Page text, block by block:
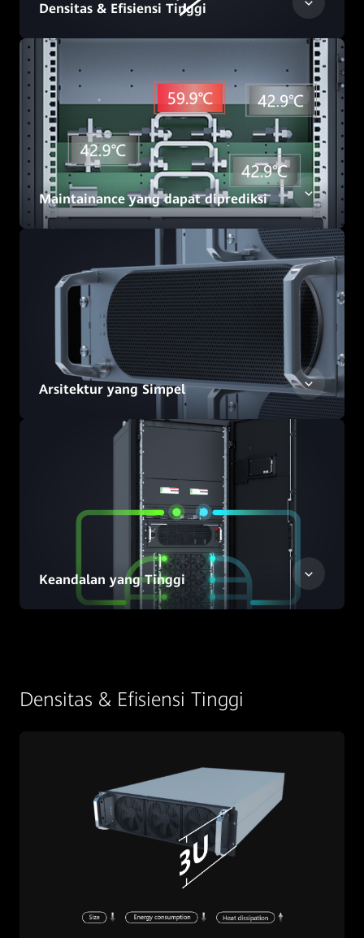
Densitas & Efisiensi Tinggi
Maintainance yang dapat diprediksi
Arsitektur yang Simpel
Keandalan yang Tinggi
Densitas & Efisiensi Tinggi